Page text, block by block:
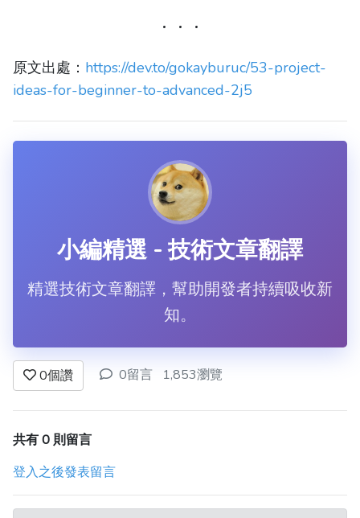
原文出處： https://dev.to/gokayburuc/53-project-
ideas-for-beginner-to-advanced-2j5
小編精選 - 技術文章翻譯
精選技術文章翻譯，幫助開發者持續吸收新
知。
0個讚 0留言 1,853瀏覽
共有 0 則留言
登入之後發表留言